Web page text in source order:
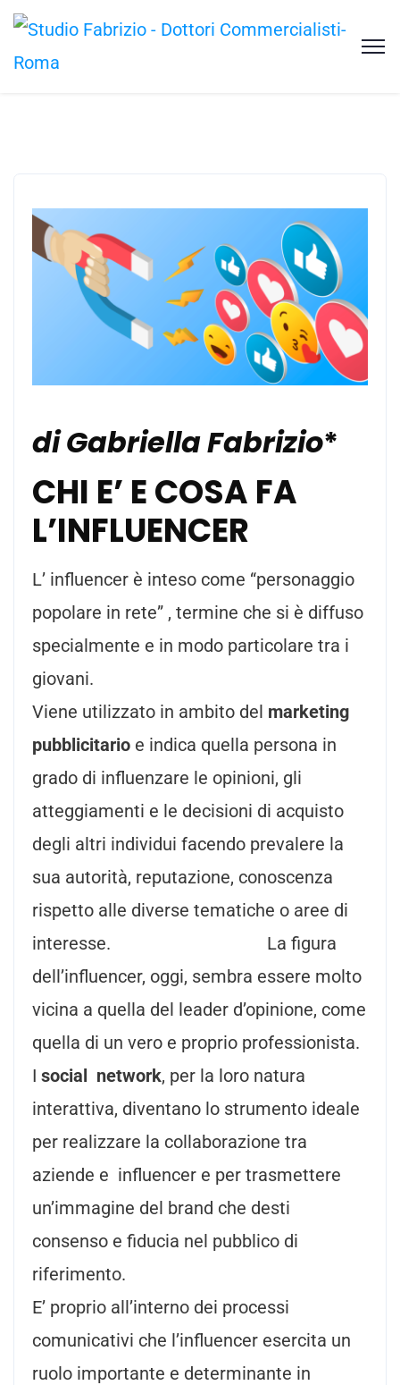
di Gabriella Fabrizio*
CHI E’ E COSA FA
L’INFLUENCER
L’ influencer è inteso come “personaggio
popolare in rete” , termine che si è diffuso
specialmente e in modo particolare tra i
giovani.
Viene utilizzato in ambito del marketing
pubblicitario e indica quella persona in
grado di influenzare le opinioni, gli
atteggiamenti e le decisioni di acquisto
degli altri individui facendo prevalere la
sua autorità, reputazione, conoscenza
rispetto alle diverse tematiche o aree di
interesse. La figura
dell’influencer, oggi, sembra essere molto
vicina a quella del leader d’opinione, come
quella di un vero e proprio professionista.
I social network, per la loro natura
interattiva, diventano lo strumento ideale
per realizzare la collaborazione tra
aziende e influencer e per trasmettere
un’immagine del brand che desti
consenso e fiducia nel pubblico di
riferimento.
E’ proprio all’interno dei processi
comunicativi che l’influencer esercita un
ruolo importante e determinante in